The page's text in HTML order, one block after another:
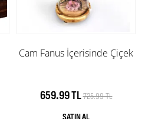
Cam Fanus İçerisinde Çiçek
659.99 TL725.99 TL